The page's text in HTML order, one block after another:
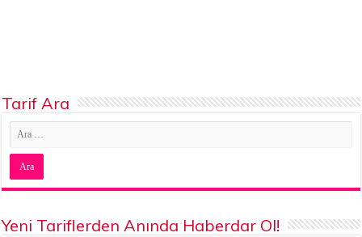
Tarif Ara
Yeni Tariflerden Anında Haberdar Ol!